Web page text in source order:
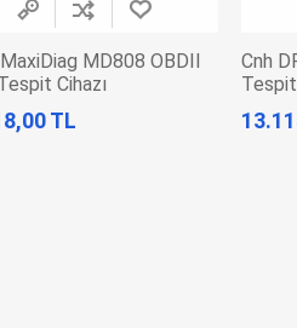
MD808 OBDII
Cihazı
TL
Cnh
Tespit